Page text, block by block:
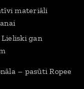
materiāli
gan
– pasūti Ropee